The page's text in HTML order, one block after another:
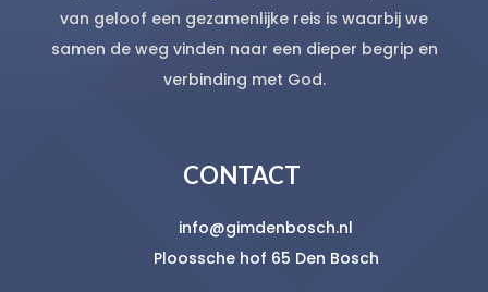
van geloof een gezamenlijke reis is waarbij we
samen de weg vinden naar een dieper begrip en
verbinding met God.
CONTACT
info@gimdenbosch.nl
Ploossche hof 65 Den Bosch